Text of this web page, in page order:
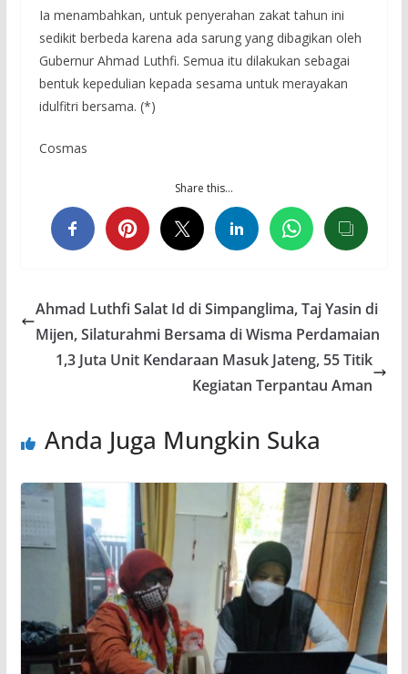
Ia menambahkan, untuk penyerahan zakat tahun ini
sedikit berbeda karena ada sarung yang dibagikan oleh
Gubernur Ahmad Luthfi. Semua itu dilakukan sebagai
bentuk kepedulian kepada sesama untuk merayakan
idulfitri bersama. (*)
Cosmas
Share this…
Ahmad Luthfi Salat Id di Simpanglima, Taj Yasin di
Mijen, Silaturahmi Bersama di Wisma Perdamaian
1,3 Juta Unit Kendaraan Masuk Jateng, 55 Titik
Kegiatan Terpantau Aman
Anda Juga Mungkin Suka